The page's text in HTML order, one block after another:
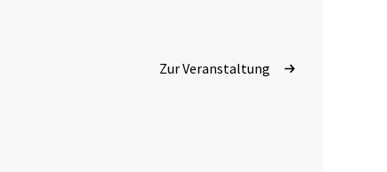
Zur Veranstaltung